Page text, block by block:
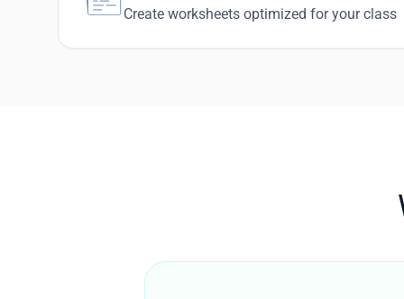
Create worksheets optimized for your class